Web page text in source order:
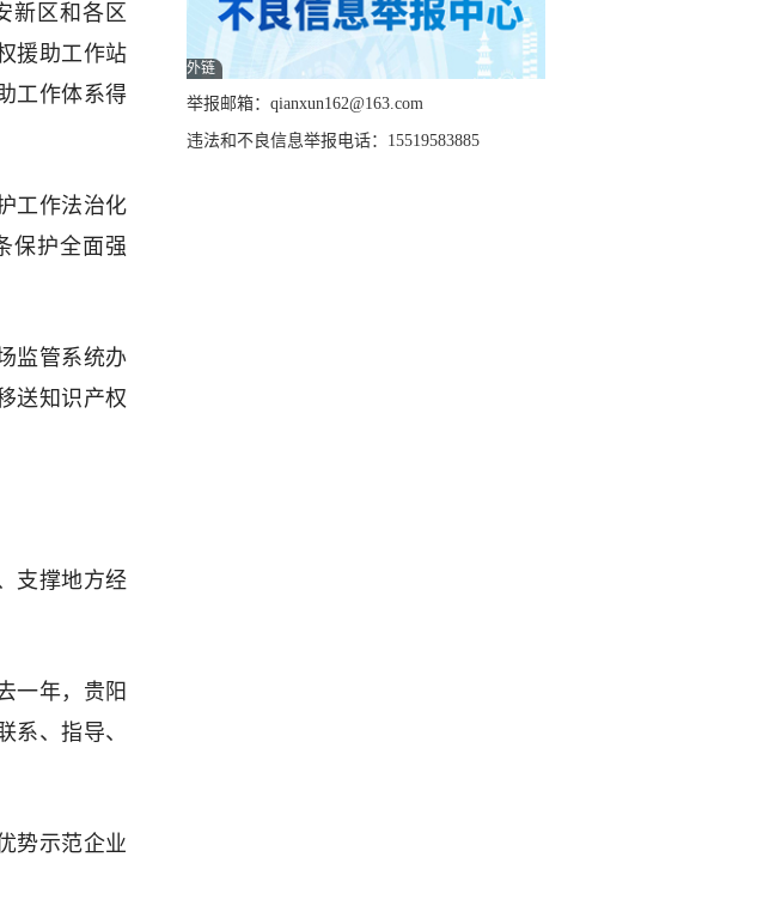
新区和各区
援助工作站
工作体系得
工作法治化
保护全面强
监管系统办
送知识产权
支撑地方经
一年，贵阳
系、指导、
势示范企业
外链
举报邮箱：qianxun162@163.com
违法和不良信息举报电话：15519583885